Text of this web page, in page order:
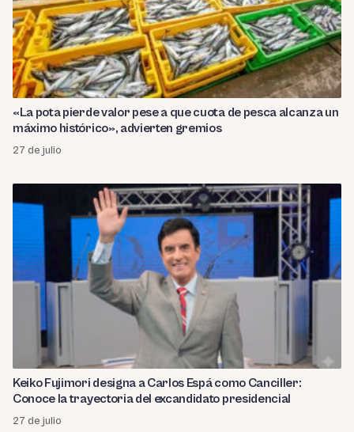
«La pota pierde valor pese a que cuota de pesca alcanza un
máximo histórico», advierten gremios
27 de julio
Keiko Fujimori designa a Carlos Espá como Canciller:
Conoce la trayectoria del excandidato presidencial
27 de julio